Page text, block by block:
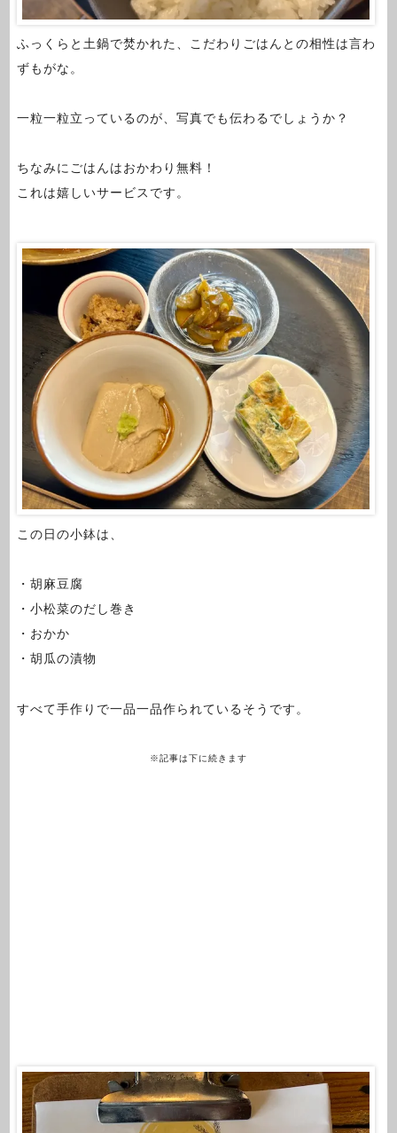
ふっくらと土鍋で焚かれた、こだわりごはんとの相性は言わ
ずもがな。
一粒一粒立っているのが、写真でも伝わるでしょうか？
ちなみにごはんはおかわり無料！
これは嬉しいサービスです。
この日の小鉢は、
・胡麻豆腐
・小松菜のだし巻き
・おかか
・胡瓜の漬物
すべて手作りで一品一品作られているそうです。
※記事は下に続きます